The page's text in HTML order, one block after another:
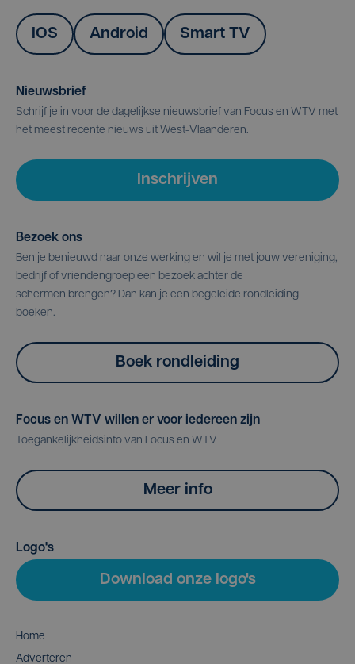
IOS Android Smart TV
Nieuwsbrief
Schrijf je in voor de dagelijkse nieuwsbrief van Focus en WTV met
het meest recente nieuws uit West-Vlaanderen.
Inschrijven
Bezoek ons
Ben je benieuwd naar onze werking en wil je met jouw vereniging,
bedrijf of vriendengroep een bezoek achter de
schermen brengen? Dan kan je een begeleide rondleiding
boeken.
Boek rondleiding
Focus en WTV willen er voor iedereen zijn
Toegankelijkheidsinfo van Focus en WTV
Meer info
Logo's
Download onze logo's
Home
Adverteren